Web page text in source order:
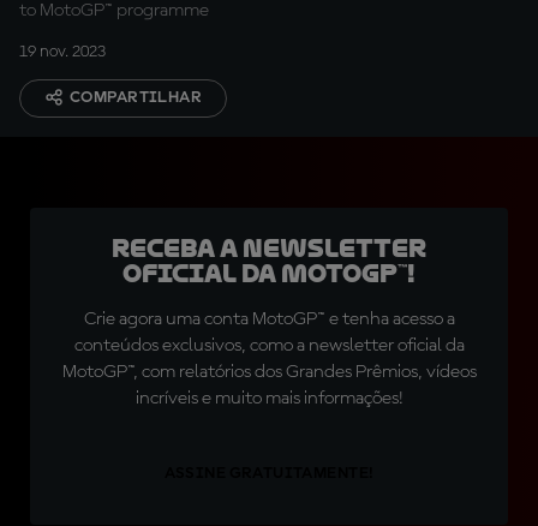
to MotoGP™ programme
19 nov. 2023
COMPARTILHAR
Receba a newsletter
oficial da MotoGP™!
Crie agora uma conta MotoGP™ e tenha acesso a
conteúdos exclusivos, como a newsletter oficial da
MotoGP™, com relatórios dos Grandes Prêmios, vídeos
incríveis e muito mais informações!